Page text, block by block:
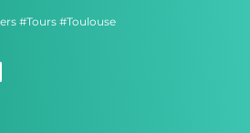
#Tours #Toulouse